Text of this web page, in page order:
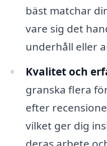
bäst matchar
vare sig det
underhåll eller
Kvalitet och
granska flera
efter
vilket ger dig